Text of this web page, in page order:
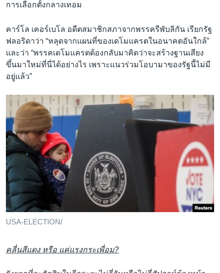
การเลือกตั้งกลางเทอม
คาร์โล เคอร์เบโล อดีตสมาชิกสภาจากพรรครีพับลิกัน เรียกรัฐ
ฟลอริดาว่า “หลุดจากแผนที่ของเดโมแครตในอนาคตอันใกล้”
และว่า “พรรคเดโมแครตต้องกลับมาคิดว่าจะสร้างฐานเสียง
ขึ้นมาใหม่ที่นี่ได้อย่างไร เพราะแนวร่วมโอบามาของรัฐนี้ไม่มี
อยู่แล้ว”
USA-ELECTION/
คลื่นสีแดง หรือ แค่แรงกระเพื่อม?